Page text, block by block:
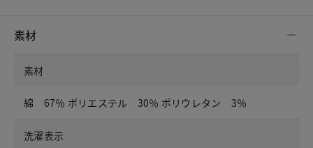
素材
素材
綿 67％ ポリエステル 30％ ポリウレタン 3％
洗濯表示